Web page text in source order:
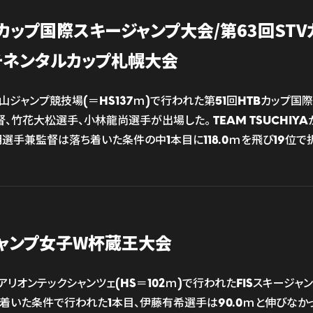
プ国際スキージャンプ大会/第63回STV
ンタルカップ札幌大会
ジャンプ競技場(＝HS137ｍ)で行われた第51回HTBカップ国
竹花大松選手、小林龍尚選手が出場した。 TEAM
手兼監督は落ち着いた条件の中1本目に118.0ｍを飛び19位で
ンプ女子W杯蔵王大会
リオンテックシャンツェ(HS＝102ｍ)で行われたFISスキージ
いた条件で行われた1本目、伊藤有希選手は90.0ｍと伸びな